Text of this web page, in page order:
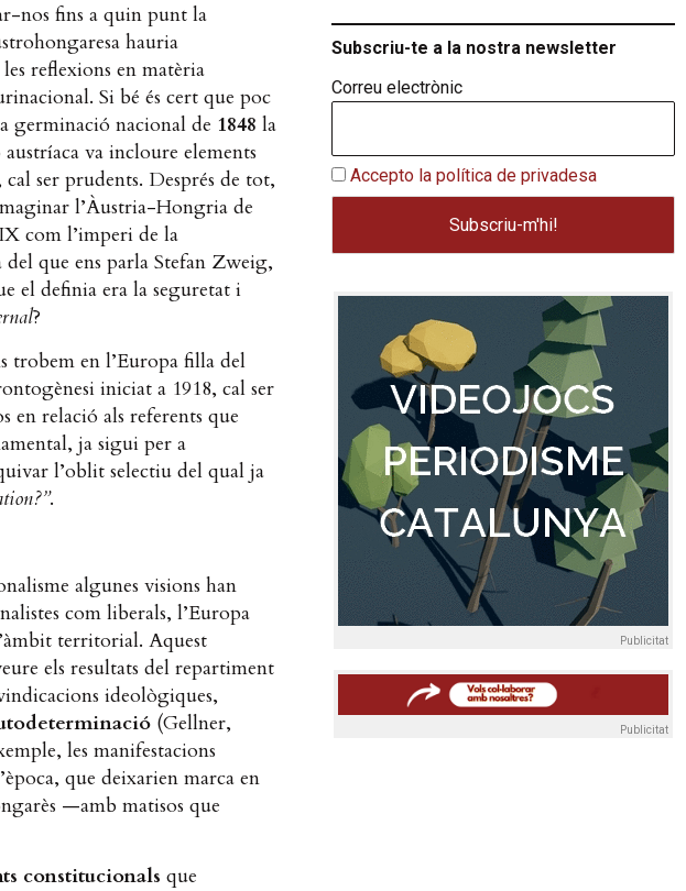
nos fins a quin punt la
hauria
reflexions en matèria
Si bé és cert que poc
germinació nacional de 1848 la
va incloure elements
ser prudents. Després de tot,
l’Àustria-Hongria de
com l’imperi de la
que ens parla Stefan Zweig,
el definia era la seguretat i
?
trobem en l’Europa filla del
iniciat a 1918, cal ser
en relació als referents que
ja sigui per a
l’oblit selectiu del qual ja
.
algunes visions han
com liberals, l’Europa
territorial. Aquest
els resultats del repartiment
ideològiques,
(Gellner,
les manifestacions
que deixarien marca en
—amb matisos que
constitucionals que
Subscriu-te a la nostra newsletter
Correu electrònic
Accepto la política de privadesa
Publicitat
Publicitat